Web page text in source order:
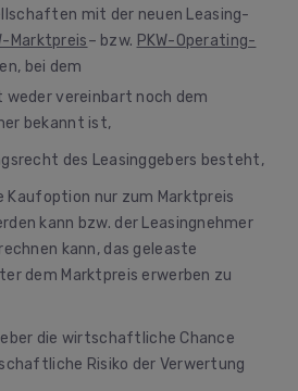
mit der neuen Leasing-
Marktpreis– bzw. PKW-Operating-
bei dem
weder vereinbart noch dem
bekannt ist,
des Leasinggebers besteht,
Kaufoption nur zum Marktpreis
kann bzw. der Leasingnehmer
kann, das geleaste
dem Marktpreis erwerben zu
die wirtschaftliche Chance
Risiko der Verwertung